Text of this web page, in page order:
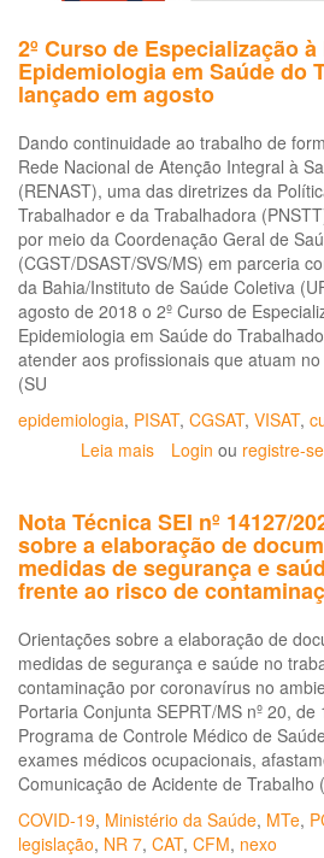
2º Curso de Especialização
Epidemiologia em Saúde do
lançado em agosto
Dando continuidade ao trabalho de
Rede Nacional de Atenção Integral à
(RENAST), uma das diretrizes da
Trabalhador e da Trabalhadora
por meio da Coordenação Geral de
(CGST/DSAST/SVS/MS) em parceria
da Bahia/Instituto de Saúde Coletiva
agosto de 2018 o 2º Curso de
Epidemiologia em Saúde do
atender aos profissionais que atuam
(SU
epidemiologia, PISAT, CGSAT, VISAT,
Leia mais sobre
de
Especialização
à
Distância
Epidemiologia
em
Saúde
do
Trabalhador
será
lançado
em
agosto
Login ou registre-se
Nota Técnica SEI nº 14127/
sobre a elaboração de
medidas de segurança e
frente ao risco de
Orientações sobre a elaboração de
medidas de segurança e saúde no
contaminação por coronavírus no
Portaria Conjunta SEPRT/MS nº 20,
Programa de Controle Médico de
exames médicos ocupacionais,
Comunicação de Acidente de Trabalho
COVID-19, Ministério da Saúde, MTe,
legislação, NR 7, CAT, CFM, nexo